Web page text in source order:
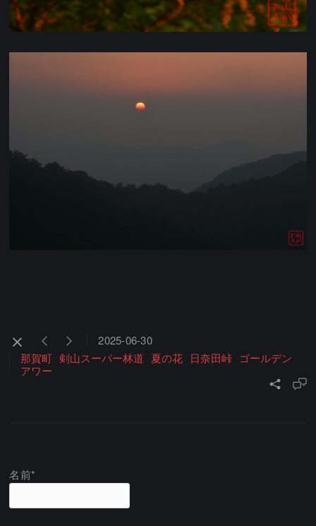
2025-06-30
那賀町 剣山スーパー林道 夏の花 日奈田峠 ゴールデン
アワー
名前*